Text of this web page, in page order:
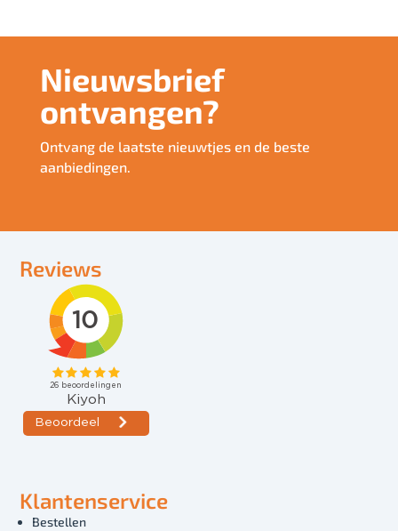
Nieuwsbrief
ontvangen?
Ontvang de laatste nieuwtjes en de beste
aanbiedingen.
Reviews
Klantenservice
Bestellen